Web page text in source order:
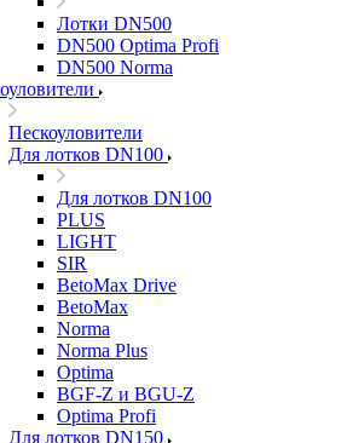
Лотки DN500
DN500 Optima Profi
DN500 Norma
Пескоуловители
Для лотков DN100
Для лотков DN100
PLUS
LIGHT
SIR
BetoMax Drive
BetoMax
Norma
Norma Plus
Optima
BGF-Z и BGU-Z
Optima Profi
Для лотков DN150